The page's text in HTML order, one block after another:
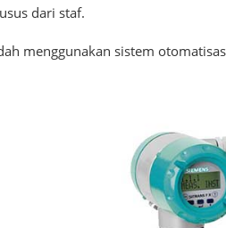
dari staf.
menggunakan sistem